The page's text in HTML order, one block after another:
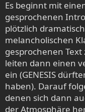
Es beginnt mit
gesprochenen
plötzlich
melancholischen
gesprochenen
leiten dann einen
ein (GENESIS
haben). Darauf
denen sich dann
der Atmosphäre